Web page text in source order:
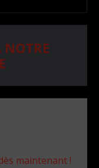
maintenant !